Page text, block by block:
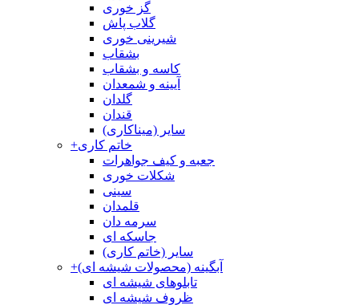
گز خوری
گلاب پاش
شیرینی خوری
بشقاب
کاسه و بشقاب
آیینه و شمعدان
گلدان
قندان
سایر (میناکاری)
+خاتم کاری
جعبه و کیف جواهرات
شکلات خوری
سینی
قلمدان
سرمه دان
جاسکه ای
سایر (خاتم کاری)
+آبگینه (محصولات شیشه ای)
تابلوهای شیشه ای
ظروف شیشه ای